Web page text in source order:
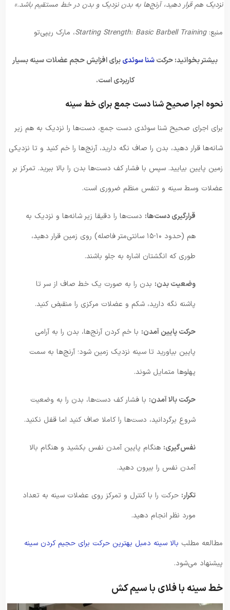
نزدیک هم قرار دهید، آرنج‌ها به بدن نزدیک و بدن در خط مستقیم باشد.»
منبع:Starting Strength: Basic Barbell Training، مارک ریپی‌تو
بیشتر بخوانید: حرکتشنا سوئدیبرای افزایش حجم عضلات سینه بسیار
کاربردی است.
نحوه اجرا صحیح شنا دست جمع برای خط سینه
برای اجرای صحیح شنا سوئدی دست جمع، دست‌ها را نزدیک به هم زیر
شانه‌ها قرار دهید، بدن را صاف نگه دارید، آرنج‌ها را خم کنید و تا نزدیکی
زمین پایین بیایید. سپس با فشار کف دست‌ها بدن را بالا ببرید. تمرکز بر
عضلات وسط سینه و تنفس منظم ضروری است.
قرارگیری دست‌ها: دست‌ها را دقیقا زیر شانه‌ها و نزدیک به
هم (حدود ۱۰-۱۵ سانتی‌متر فاصله) روی زمین قرار دهید،
طوری که انگشتان اشاره به جلو باشند.
وضعیت بدن: بدن را به صورت یک خط صاف از سر تا
پاشنه نگه دارید، شکم و عضلات مرکزی را منقبض کنید.
حرکت پایین آمدن: با خم کردن آرنج‌ها، بدن را به آرامی
پایین بیاورید تا سینه نزدیک زمین شود؛ آرنج‌ها به سمت
پهلوها متمایل شوند.
حرکت بالا آمدن: با فشار کف دست‌ها، بدن را به وضعیت
شروع برگردانید، دست‌ها را کاملا صاف کنید اما قفل نکنید.
نفس‌گیری: هنگام پایین آمدن نفس بکشید و هنگام بالا
آمدن نفس را بیرون دهید.
تکرار: حرکت را با کنترل و تمرکز روی عضلات سینه به تعداد
مورد نظر انجام دهید.
مطالعه مطلب بالا سینه دمبل بهترین حرکت برای حجیم کردن سینه
پیشنهاد می‌شود.
خط سینه با فلای با سیم‌ کش